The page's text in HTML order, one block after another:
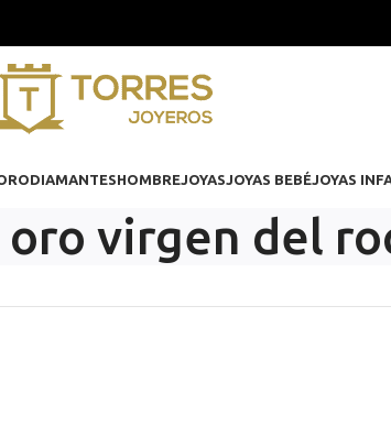
DIAMANTESHOMBREJOYASJOYAS BEBÉJOYAS
oro virgen del